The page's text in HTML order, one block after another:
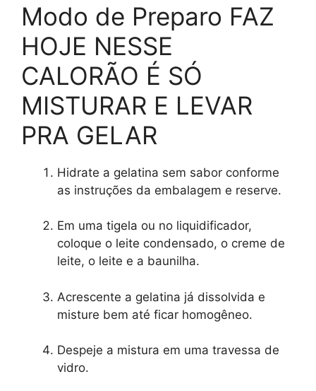
Modo de Preparo FAZ
HOJE NESSE
CALORÃO É SÓ
MISTURAR E LEVAR
PRA GELAR
Hidrate a gelatina sem sabor conforme
as instruções da embalagem e reserve.
Em uma tigela ou no liquidificador,
coloque o leite condensado, o creme de
leite, o leite e a baunilha.
Acrescente a gelatina já dissolvida e
misture bem até ficar homogêneo.
Despeje a mistura em uma travessa de
vidro.